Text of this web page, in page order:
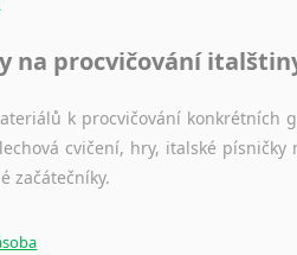
na procvičování
k procvičování
cvičení, hry, italské
začátečníky.